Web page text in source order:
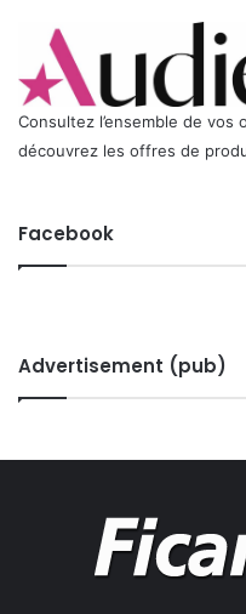
Consultez l’ensemble de
découvrez les offres de
Facebook
Advertisement (pub)